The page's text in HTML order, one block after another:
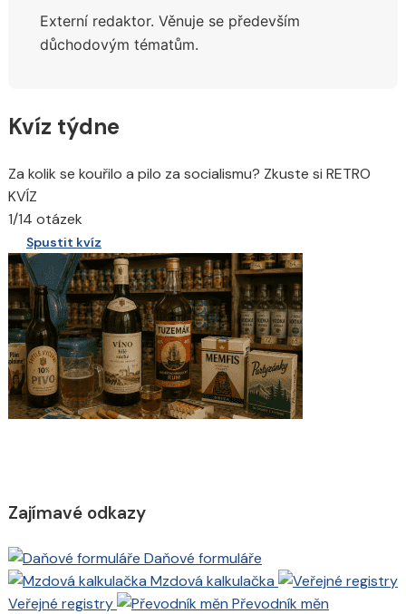
Externí redaktor. Věnuje se především
důchodovým tématům.
Kvíz týdne
Za kolik se kouřilo a pilo za socialismu? Zkuste si RETRO
KVÍZ
1/14 otázek
Spustit kvíz
Zajímavé odkazy
Daňové formuláře
Mzdová kalkulačka
Veřejné registry
Převodník měn